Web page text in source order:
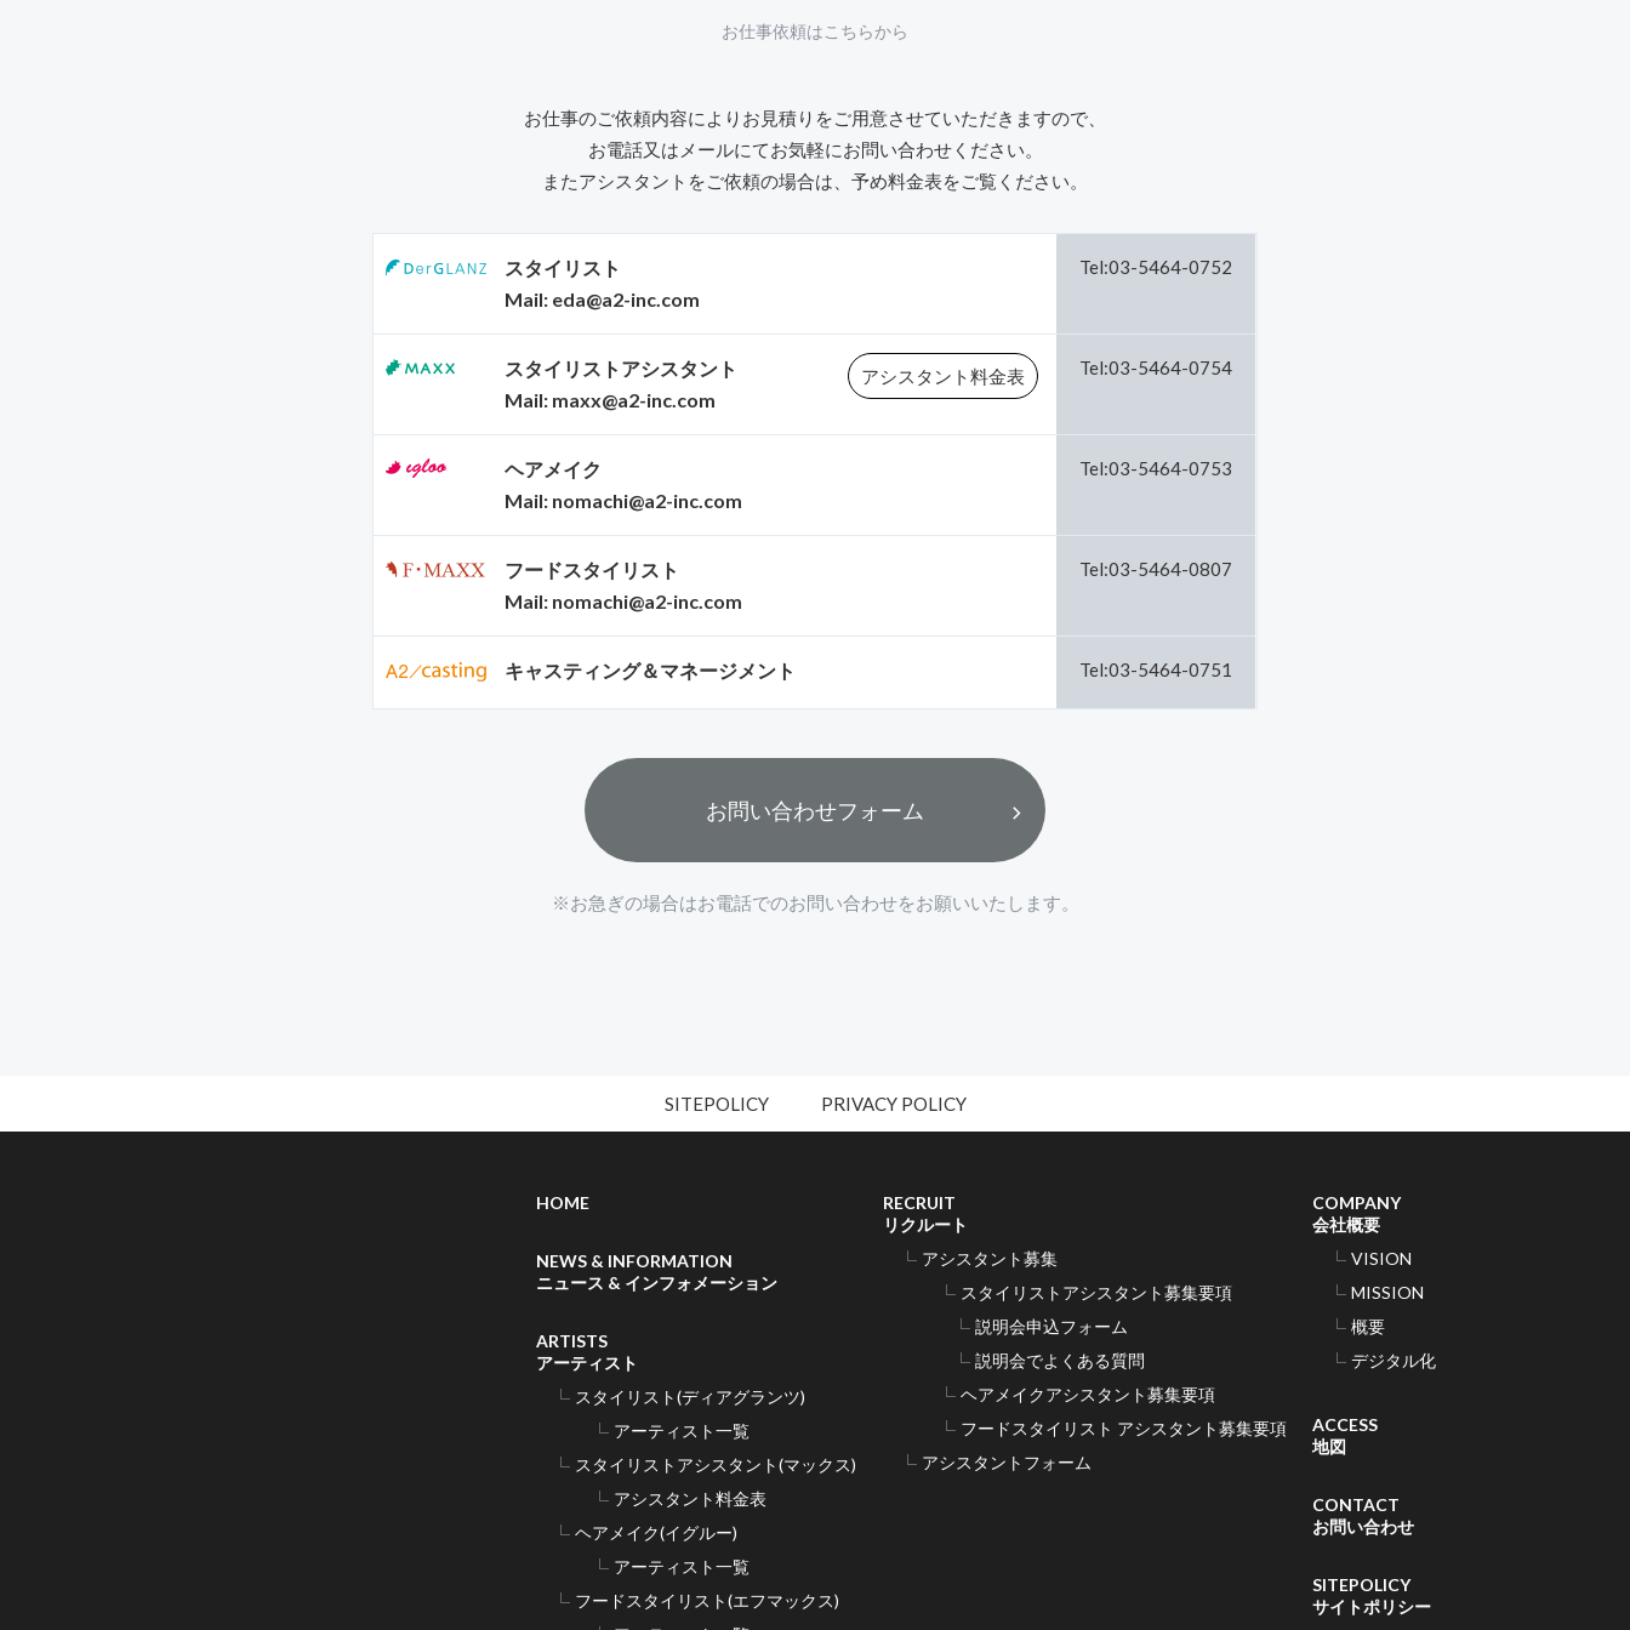
お仕事依頼はこちらから
お仕事のご依頼内容によりお見積りをご用意させていただきますので、
お電話又はメールにてお気軽にお問い合わせください。
またアシスタントをご依頼の場合は、予め料金表をご覧ください。
スタイリスト
Mail: eda@a2-inc.com
Tel:03-5464-0752
スタイリストアシスタント
Mail: maxx@a2-inc.com
アシスタント料金表 Tel:03-5464-0754
ヘアメイク
Mail: nomachi@a2-inc.com
Tel:03-5464-0753
フードスタイリスト
Mail: nomachi@a2-inc.com
Tel:03-5464-0807
キャスティング＆マネージメント Tel:03-5464-0751
お問い合わせフォーム
※お急ぎの場合はお電話でのお問い合わせをお願いいたします。
SITEPOLICY PRIVACY POLICY
HOME
NEWS & INFORMATION
ニュース & インフォメーション
ARTISTS
アーティスト
スタイリスト(ディアグランツ)
アーティスト一覧
スタイリストアシスタント(マックス)
アシスタント料金表
ヘアメイク(イグルー)
アーティスト一覧
フードスタイリスト(エフマックス)
RECRUIT
リクルート
アシスタント募集
スタイリストアシスタント募集要項
説明会申込フォーム
説明会でよくある質問
ヘアメイクアシスタント募集要項
フードスタイリスト アシスタント募集要項
アシスタントフォーム
COMPANY
会社概要
VISION
MISSION
概要
デジタル化
ACCESS
地図
CONTACT
お問い合わせ
SITEPOLICY
サイトポリシー